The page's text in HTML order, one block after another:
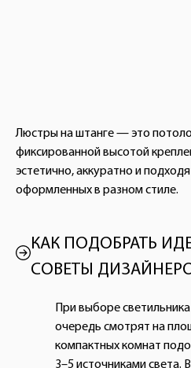
Люстры на штанге — это
фиксированной высотой
эстетично, аккуратно и
оформленных в разном стиле.
КАК ПОДОБРАТЬ
СОВЕТЫ
При выборе
очередь смотрят на
компактных комнат
3–5 источниками света.